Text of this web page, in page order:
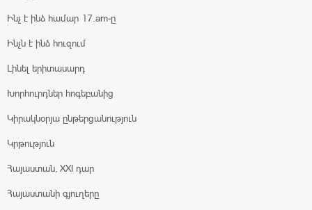
Ինչ է ինձ համար 17.am-ը
Ինչն է ինձ հուզում
Լինել երիտասարդ
Խորհուրդներ հոգեբանից
Կիրակնօրյա ընթերցանություն
Կրթություն
Հայաստան, XXI դար
Հայաստանի գյուղերը